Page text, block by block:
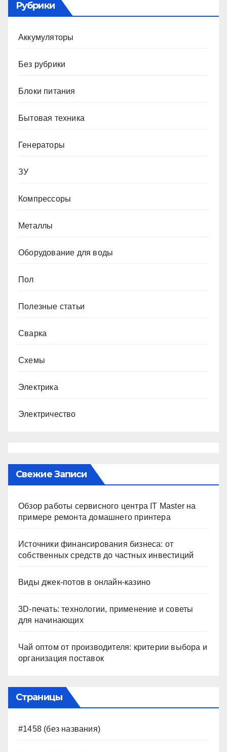
Рубрики
Аккумуляторы
Без рубрики
Блоки питания
Бытовая техника
Генераторы
ЗУ
Компрессоры
Металлы
Оборудование для воды
Пол
Полезные статьи
Сварка
Схемы
Электрика
Электричество
Свежие Записи
Обзор работы сервисного центра IT Master на
примере ремонта домашнего принтера
Источники финансирования бизнеса: от
собственных средств до частных инвестиций
Виды джек-потов в онлайн-казино
3D-печать: технологии, применение и советы
для начинающих
Чай оптом от производителя: критерии выбора и
организация поставок
Страницы
#1458 (без названия)